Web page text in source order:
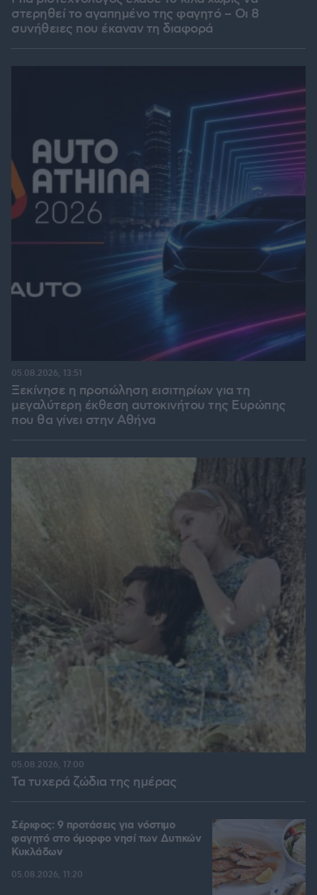
στερηθεί το αγαπημένο της φαγητό – Οι 8
συνήθειες που έκαναν τη διαφορά
Ξεκίνησε η προπώληση εισιτηρίων για τη
μεγαλύτερη έκθεση αυτοκινήτου της Ευρώπης
που θα γίνει στην Αθήνα
05.08.2026, 13:51
Τα τυχερά ζώδια της ημέρας
05.08.2026, 17:00
Σέριφος: 9 προτάσεις για νόστιμο
φαγητό στο όμορφο νησί των Δυτικών
Κυκλάδων
05.08.2026, 11:20